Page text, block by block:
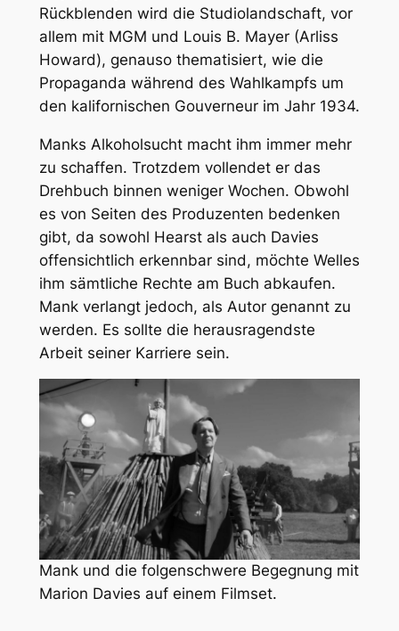
Rückblenden wird die Studiolandschaft, vor
allem mit MGM und Louis B. Mayer (Arliss
Howard), genauso thematisiert, wie die
Propaganda während des Wahlkampfs um
den kalifornischen Gouverneur im Jahr 1934.
Manks Alkoholsucht macht ihm immer mehr
zu schaffen. Trotzdem vollendet er das
Drehbuch binnen weniger Wochen. Obwohl
es von Seiten des Produzenten bedenken
gibt, da sowohl Hearst als auch Davies
offensichtlich erkennbar sind, möchte Welles
ihm sämtliche Rechte am Buch abkaufen.
Mank verlangt jedoch, als Autor genannt zu
werden. Es sollte die herausragendste
Arbeit seiner Karriere sein.
Mank und die folgenschwere Begegnung mit
Marion Davies auf einem Filmset.